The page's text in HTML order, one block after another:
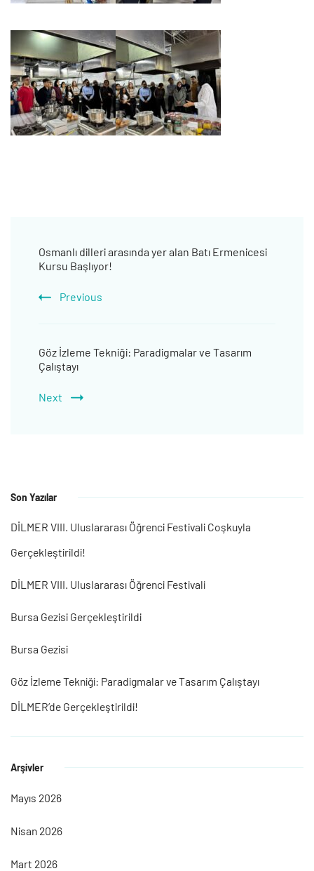
Navigation
Osmanlı dilleri arasında yer alan Batı Ermenicesi
Kursu Başlıyor!
Previous
Göz İzleme Tekniği: Paradigmalar ve Tasarım
Çalıştayı
Next
Son Yazılar
DİLMER VIII. Uluslararası Öğrenci Festivali Coşkuyla
Gerçekleştirildi!
DİLMER VIII. Uluslararası Öğrenci Festivali
Bursa Gezisi Gerçekleştirildi
Bursa Gezisi
Göz İzleme Tekniği: Paradigmalar ve Tasarım Çalıştayı
DİLMER’de Gerçekleştirildi!
Arşivler
Mayıs 2026
Nisan 2026
Mart 2026